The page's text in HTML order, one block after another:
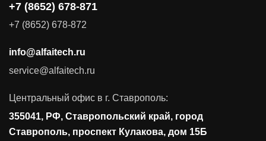
Поставка продуктов для резервного копирования данных
Соответствие требованиям и стандартам
Антивирусная защита
Управление доступом
Сетевая безопасность
+7 (8652) 678-871
+7 (8652) 678-872
info@alfaitech.ru
service@alfaitech.ru
Центральный офис в г. Ставрополь:
355041, РФ, Ставропольский край, город
Ставрополь, проспект Кулакова, дом 15Б